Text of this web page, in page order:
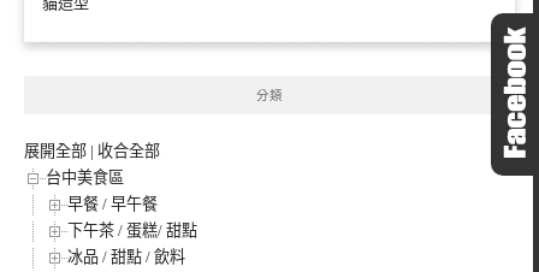
分類
展開全部 | 收合全部
台中美食區
早餐 / 早午餐
下午茶 / 蛋糕/ 甜點
冰品 / 甜點 / 飲料